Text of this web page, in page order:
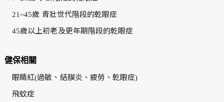
21~45歲 青壯世代階段的乾眼症
45歲以上初老及更年期階段的乾眼症
健保相關
眼睛紅(過敏、結膜炎、疲勞、乾眼症)
飛蚊症